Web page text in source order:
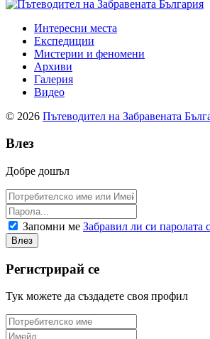
Интересни места
Експедиции
Мистерии и феномени
Архиви
Галерия
Видео
© 2026 Пътеводител на Забравената
Влез
Добре дошъл
Запомни ме Забравил ли си паролата
Регистрирай се
Тук можете да създадете своя профил